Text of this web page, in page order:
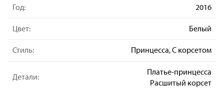
Год: 2016
Цвет: Белый
Стиль: Принцесса, С корсетом
Детали:
Платье-принцесса
Расшитый корсет